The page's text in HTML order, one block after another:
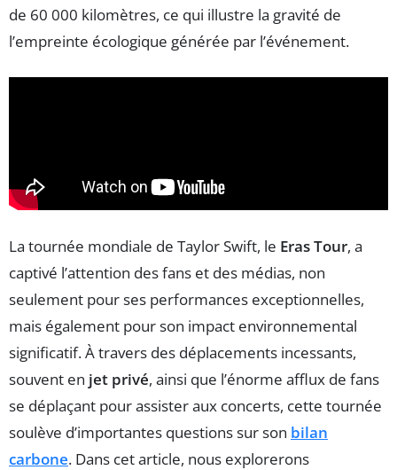
de 60 000 kilomètres, ce qui illustre la gravité de
l’empreinte écologique générée par l’événement.
La tournée mondiale de Taylor Swift, le Eras Tour, a
captivé l’attention des fans et des médias, non
seulement pour ses performances exceptionnelles,
mais également pour son impact environnemental
significatif. À travers des déplacements incessants,
souvent en jet privé, ainsi que l’énorme afflux de fans
se déplaçant pour assister aux concerts, cette tournée
soulève d’importantes questions sur son bilan
carbone. Dans cet article, nous explorerons